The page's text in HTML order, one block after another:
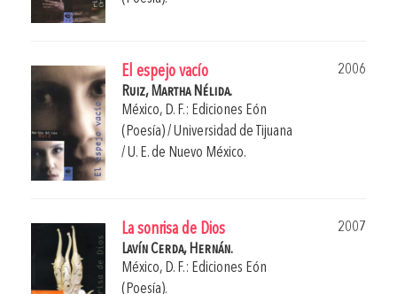
El espejo vacío
2006
Ruiz, Martha Nélida.
México, D. F.: Ediciones Eón
(Poesía) / Universidad de Tijuana
/ U. E. de Nuevo México.
La sonrisa de Dios
2007
Lavín Cerda, Hernán.
México, D. F.: Ediciones Eón
(Poesía).